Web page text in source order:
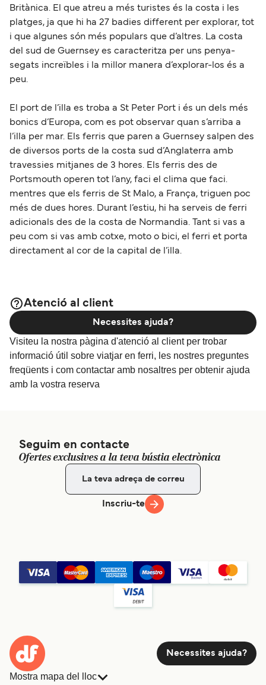
Britànica. El que atreu a més turistes és la costa i les
platges, ja que hi ha 27 badies different per explorar, tot
i que algunes són més populars que d’altres. La costa
del sud de Guernsey es caracteritza per uns penya-
segats increïbles i la millor manera d’explorar-los és a
peu.
El port de l’illa es troba a St Peter Port i és un dels més
bonics d’Europa, com es pot observar quan s’arriba a
l’illa per mar. Els ferris que paren a Guernsey salpen des
de diversos ports de la costa sud d’Anglaterra amb
travessies mitjanes de 3 hores. Els ferris des de
Portsmouth operen tot l’any, faci el clima que faci.
mentres que els ferris de St Malo, a França, triguen poc
més de dues hores. Durant l’estiu, hi ha serveis de ferri
adicionals des de la costa de Normandia. Tant si vas a
peu com si vas amb cotxe, moto o bici, el ferri et porta
directament al cor de la capital de l’illa.
Atenció al client
Visiteu la nostra pàgina d'atenció al client per trobar
informació útil sobre viatjar en ferri, les nostres preguntes
freqüents i com contactar amb nosaltres per obtenir ajuda
amb la vostra reserva
Necessites ajuda?
Seguim en contacte
Ofertes exclusives a la teva bústia electrònica
Inscriu-te
Necessites ajuda?
Mostra mapa del lloc